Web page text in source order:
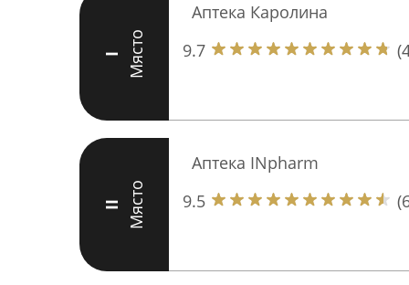
I Място
Аптека Каролина
9.7
II Място
Аптека INpharm
9.5